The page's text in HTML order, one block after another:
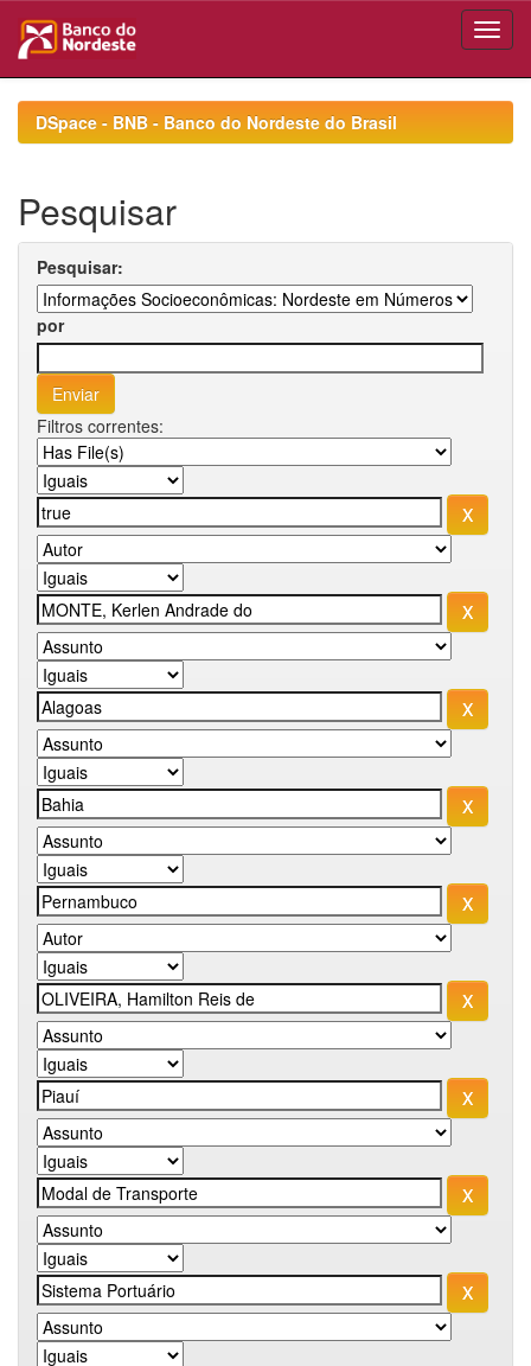
navigationDSpace - BNB - Banco do Nordeste do Brasil
Pesquisar
Pesquisar:
por
Filtros correntes: